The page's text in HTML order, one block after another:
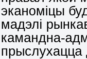
эканоміцы
мадэлі
камандна-
прыслухацца